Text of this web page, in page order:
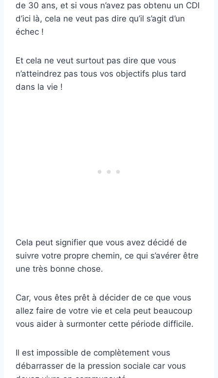
de 30 ans, et si vous n’avez pas obtenu un CDI
d’ici là, cela ne veut pas dire qu’il s’agit d’un
échec !
Et cela ne veut surtout pas dire que vous
n’atteindrez pas tous vos objectifs plus tard
dans la vie !
Cela peut signifier que vous avez décidé de
suivre votre propre chemin, ce qui s’avérer être
une très bonne chose.
Car, vous êtes prêt à décider de ce que vous
allez faire de votre vie et cela peut beaucoup
vous aider à surmonter cette période difficile.
Il est impossible de complètement vous
débarrasser de la pression sociale car vous